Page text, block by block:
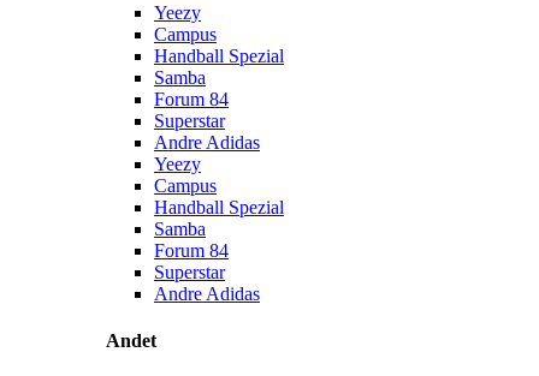
Yeezy
Campus
Handball Spezial
Samba
Forum 84
Superstar
Andre Adidas
Yeezy
Campus
Handball Spezial
Samba
Forum 84
Superstar
Andre Adidas
Andet